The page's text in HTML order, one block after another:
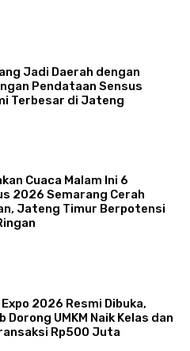
Jadi Daerah dengan
Pendataan Sensus
Terbesar di Jateng
Cuaca Malam Ini 6
2026 Semarang Cerah
Jateng Timur Berpotensi
2026 Resmi Dibuka,
Dorong UMKM Naik Kelas dan
Rp500 Juta